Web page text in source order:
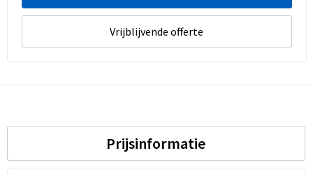
Vrijblijvende offerte
Prijsinformatie